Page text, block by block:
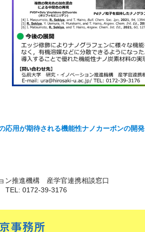
応用が期待される機能性ナノカーボンの開発
ン推進機構 産学官連携相談窓口
TEL: 0172-39-3176